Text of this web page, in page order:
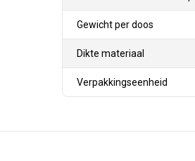
Gewicht per doos
Dikte materiaal
Verpakkingseenheid